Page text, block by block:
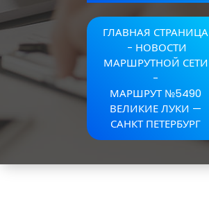
ГЛАВНАЯ СТРАНИЦА
- НОВОСТИ
МАРШРУТНОЙ СЕТИ
-
МАРШРУТ №5490
ВЕЛИКИЕ ЛУКИ —
САНКТ ПЕТЕРБУРГ